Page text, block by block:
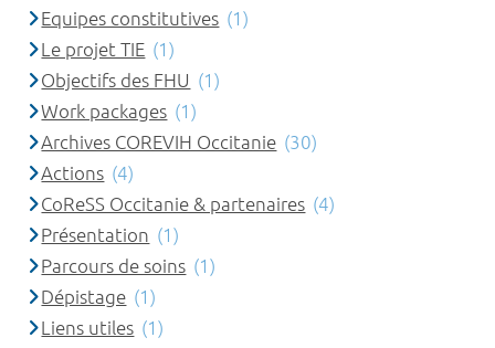
Equipes constitutives (1)
Le projet TIE (1)
Objectifs des FHU (1)
Work packages (1)
Archives COREVIH Occitanie (30)
Actions (4)
CoReSS Occitanie & partenaires (4)
Présentation (1)
Parcours de soins (1)
Dépistage (1)
Liens utiles (1)